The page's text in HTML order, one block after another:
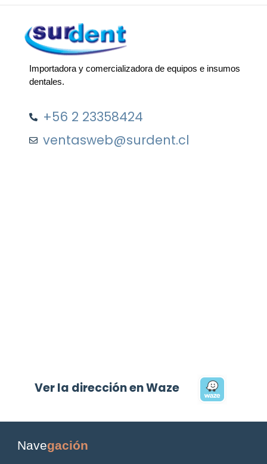
Importadora y comercializadora de equipos e insumos
dentales.
+56 2 23358424
ventasweb@surdent.cl
Ver la dirección en Waze
Navegación